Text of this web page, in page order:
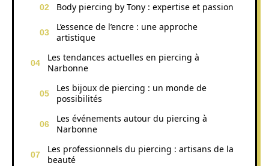
Body piercing by Tony : expertise et passion
L’essence de l’encre : une approche
artistique
Les tendances actuelles en piercing à
Narbonne
Les bijoux de piercing : un monde de
possibilités
Les événements autour du piercing à
Narbonne
Les professionnels du piercing : artisans de la
beauté